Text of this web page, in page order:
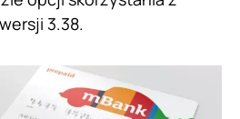
3.38.